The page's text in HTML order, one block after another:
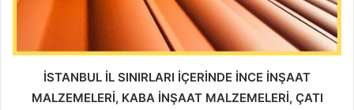
İSTANBUL İL SINIRLARI İÇERİNDE İNCE İNŞAAT
MALZEMELERİ, KABA İNŞAAT MALZEMELERİ, ÇATI